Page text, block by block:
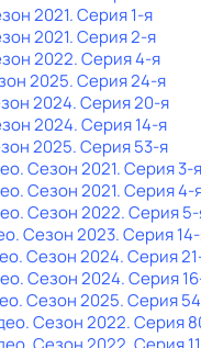
2021. Серия 1-я
2021. Серия 2-я
2022. Серия 4-я
2025. Серия 24-я
2024. Серия 20-я
2024. Серия 14-я
2025. Серия 53-я
. Сезон 2021. Серия 3-я
. Сезон 2021. Серия 4-
. Сезон 2022. Серия
. Сезон 2023. Серия
. Сезон 2024. Серия
. Сезон 2024. Серия
. Сезон 2025. Серия
. Сезон 2022. Серия